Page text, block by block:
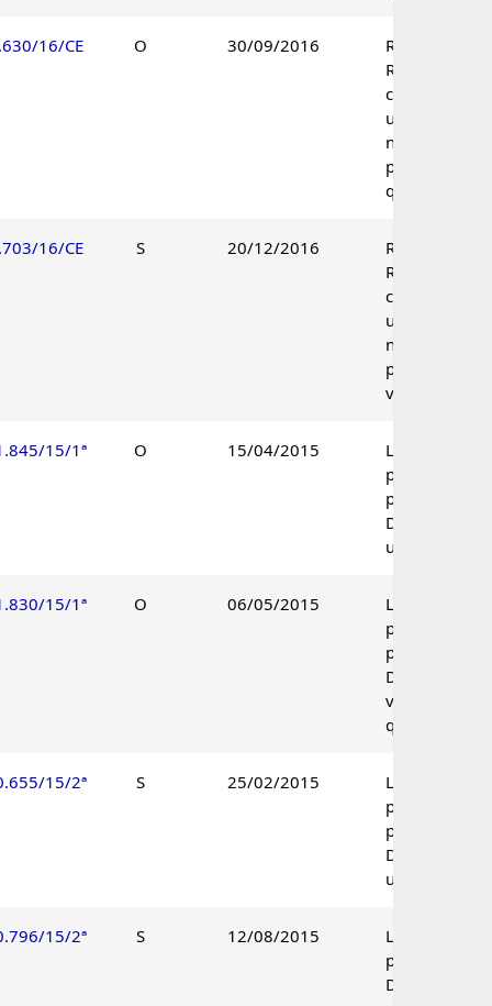
16/CE O 30/09/2016
Recurso de
Revisão
conhecido à
unanimidade
não provido
pelo voto de
qualidade.
16/CE S 20/12/2016
Recurso de
Revisão
conhecido à
unanimidade
não provido
por maioria
votos.
15/1ª O 15/04/2015
Lançamento
parcialmente
procedente.
Decisão
unânime.
15/1ª O 06/05/2015
Lançamento
parcialmente
procedente.
Decisão pelo
voto de
qualidade.
15/2ª S 25/02/2015
Lançamento
parcialmente
procedente.
Decisão
unânime.
15/2ª S 12/08/2015
Lançamento
procedente.
Decisão